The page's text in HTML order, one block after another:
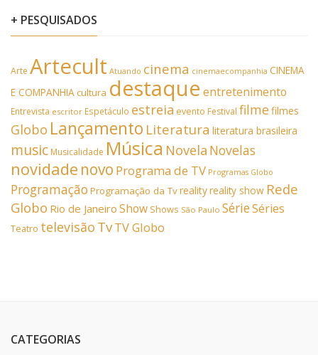
+ PESQUISADOS
Arte Artecult Atuando cinema cinemaecompanhia CINEMA
E COMPANHIAcultura destaque entretenimento
Entrevista escritor Espetáculo estreia evento Festival filmefilmes
Globo Lançamento Literatura literatura brasileira
music Musicalidade Música Novela Novelas
novidade novo Programa de TV Programas Globo
Programação Programação da Tvrealityreality show Rede
Globo Rio de Janeiro Show Shows São Paulo SérieSéries
Teatro televisão TvTV Globo
CATEGORIAS